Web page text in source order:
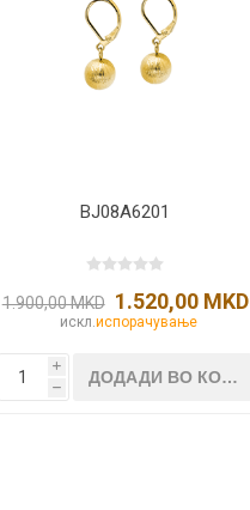
BJ08A6201
1.900,00 MKD 1.520,00 MKD
искл.испорачување
i
h